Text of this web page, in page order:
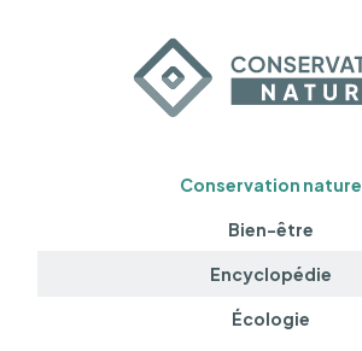
Conservation nature
Bien-être
Encyclopédie
Écologie